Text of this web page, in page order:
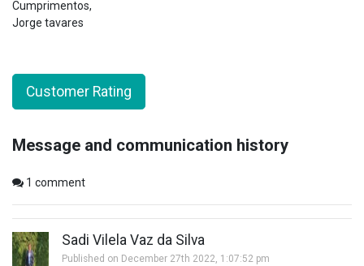
Cumprimentos,
Jorge tavares
Customer Rating
Message and communication history
1 comment
Sadi Vilela Vaz da Silva
Published on December 27th 2022, 1:07:52 pm